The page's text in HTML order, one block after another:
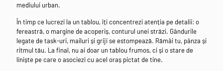
mediului urban.
În timp ce lucrezi la un tablou, îți concentrezi atenția pe detalii: o
fereastră, o margine de acoperiș, conturul unei străzi. Gândurile
legate de task-uri, mailuri și griji se estompează. Rămâi tu, pânza și
ritmul tău. La final, nu ai doar un tablou frumos, ci și o stare de
liniște pe care o asociezi cu acel oraș pictat de tine.